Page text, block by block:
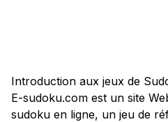
Introduction aux jeux de
E-sudoku.com est un site
sudoku en ligne, un jeu de